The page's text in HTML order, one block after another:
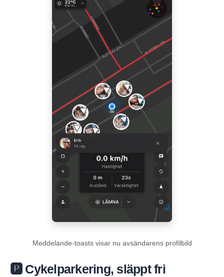
Meddelande-toasts visar nu avsändarens profilbild
🅿️ Cykelparkering, släppt fri